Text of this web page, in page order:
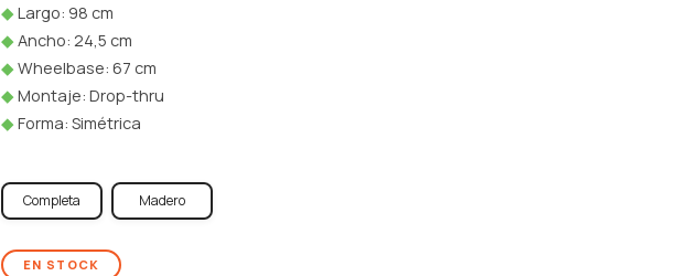
◆Largo: 98 cm
◆Ancho: 24,5 cm
◆Wheelbase: 67 cm
◆Montaje: Drop-thru
◆Forma: Simétrica
Completa Madero
EN STOCK